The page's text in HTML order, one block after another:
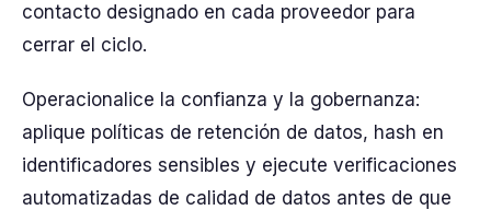
contacto designado en cada proveedor para
cerrar el ciclo.
Operacionalice la confianza y la gobernanza:
aplique políticas de retención de datos, hash en
identificadores sensibles y ejecute verificaciones
automatizadas de calidad de datos antes de que